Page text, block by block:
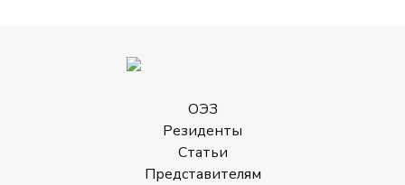
ОЭЗ
Резиденты
Статьи
Представителям